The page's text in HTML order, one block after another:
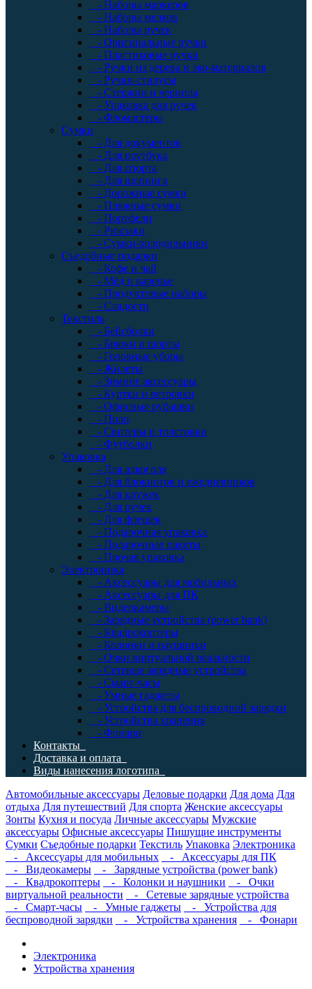
- Наборы маркеров
- Наборы мелков
- Наборы ручек
- Оригинальные ручки
- Пластиковые ручки
- Ручки из дерева и эко-материалов
- Ручки-стилусы
- Стержни и чернила
- Упаковка для ручек
- Фломастеры
Сумки
- Для документов
- Для ноутбука
- Для спорта
- Для шопинга
- Дорожные сумки
- Пляжные сумки
- Портфели
- Рюкзаки
- Сумки-холодильники
Съедобные подарки
- Кофе и чай
- Мёд и варенье
- Продуктовые наборы
- Сладости
Текстиль
- Бейсболки
- Брюки и шорты
- Головные уборы
- Жилеты
- Зимние аксессуары
- Куртки и ветровки
- Офисные рубашки
- Поло
- Свитеры и толстовки
- Футболки
Упаковка
- Для алкоголя
- Для блокнотов и ежедневников
- Для кружек
- Для ручек
- Для флешек
- Подарочная упаковка
- Подарочные пакеты
- Прочая упаковка
Электроника
- Аксессуары для мобильных
- Аксессуары для ПК
- Видеокамеры
- Зарядные устройства (power bank)
- Квадрокоптеры
- Колонки и наушники
- Очки виртуальной реальности
- Сетевые зарядные устройства
- Смарт-часы
- Умные гаджеты
- Устройства для беспроводной зарядки
- Устройства хранения
- Фонари
Контакты
Доставка и оплата
Виды нанесения логотипа
Автомобильные аксессуары Деловые подарки Для дома Для
отдыха Для путешествий Для спорта Женские аксессуары
Зонты Кухня и посуда Личные аксессуары Мужские
аксессуары Офисные аксессуары Пишущие инструменты
Сумки Съедобные подарки Текстиль Упаковка Электроника
- Аксессуары для мобильных
- Аксессуары для ПК
- Видеокамеры
- Зарядные устройства (power bank)
- Квадрокоптеры
- Колонки и наушники
- Очки
виртуальной реальности
- Сетевые зарядные устройства
- Смарт-часы
- Умные гаджеты
- Устройства для
беспроводной зарядки
- Устройства хранения - Фонари
Электроника
Устройства хранения